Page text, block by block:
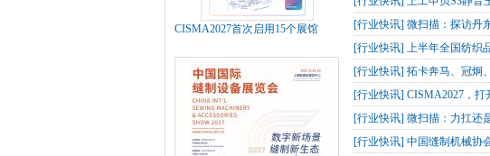
CISMA2027首次启用15个展馆 [行业快讯] 微扫描：探访丹
[行业快讯] 上半年全国纺织
[行业快讯] 拓卡奔马、冠炯
[行业快讯] CISMA2027，打
[行业快讯] 微扫描：力扛还
[行业快讯] 中国缝制机械协